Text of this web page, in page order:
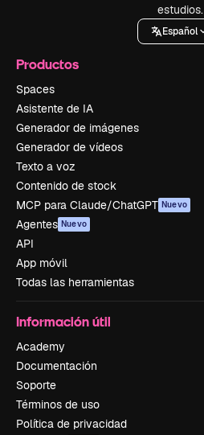
estudios.
Español
Productos
Spaces
Asistente de IA
Generador de imágenes
Generador de vídeos
Texto a voz
Contenido de stock
MCP para Claude/ChatGPT Nuevo
Agentes Nuevo
API
App móvil
Todas las herramientas
Información útil
Academy
Documentación
Soporte
Términos de uso
Política de privacidad